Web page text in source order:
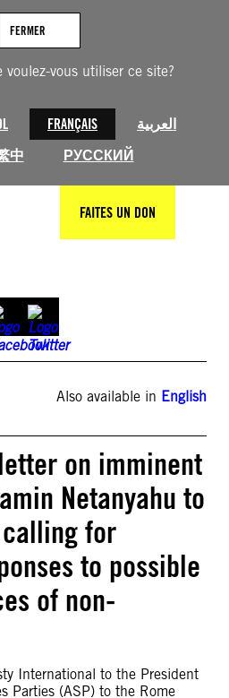
voulez-vous utiliser ce site?
FRANÇAIS
العربية
中 РУССКИЙ
FERMER
FAITES UN DON
Also available in English
on imminent
Netanyahu to
calling for
to possible
of non-
International to the President
Parties (ASP) to the Rome